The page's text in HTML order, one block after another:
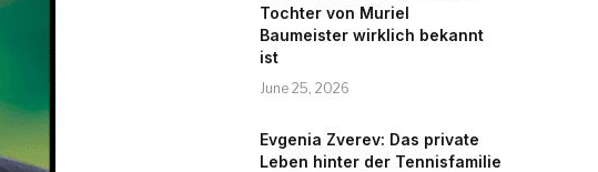
Tochter von Muriel
Baumeister wirklich bekannt
ist
June 25, 2026
Evgenia Zverev: Das private
Leben hinter der Tennisfamilie